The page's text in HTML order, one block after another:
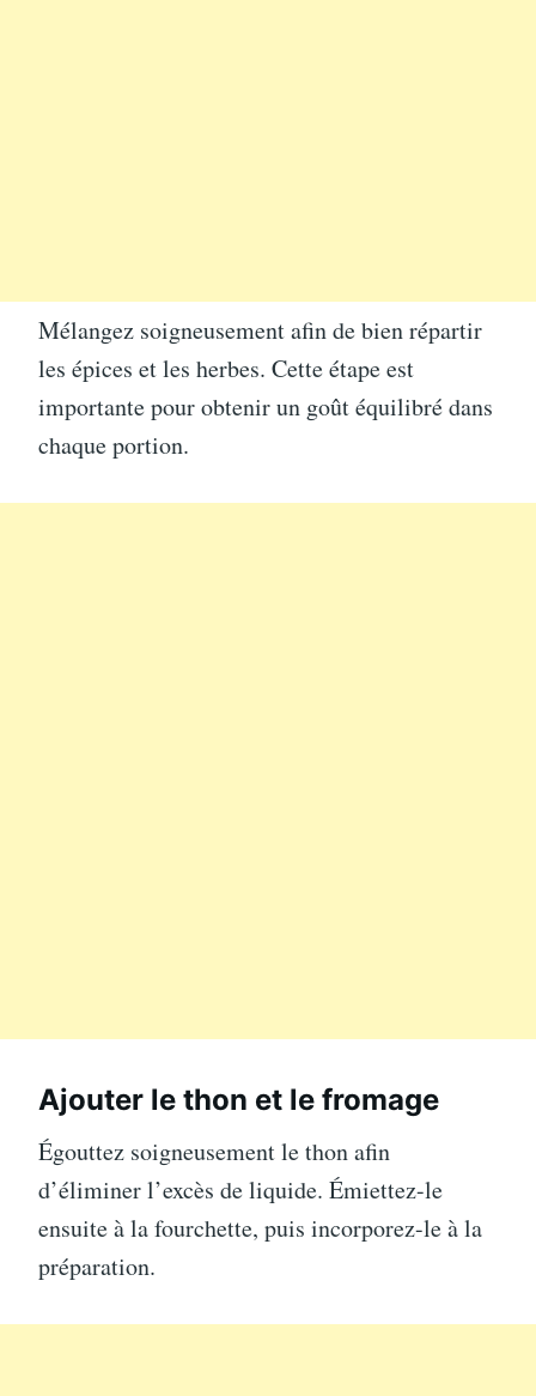
Mélangez soigneusement afin de bien répartir
les épices et les herbes. Cette étape est
importante pour obtenir un goût équilibré dans
chaque portion.
Ajouter le thon et le fromage
Égouttez soigneusement le thon afin
d’éliminer l’excès de liquide. Émiettez-le
ensuite à la fourchette, puis incorporez-le à la
préparation.